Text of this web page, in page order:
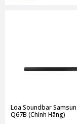
Loa Soundbar
Q67B (Chính Hãng)